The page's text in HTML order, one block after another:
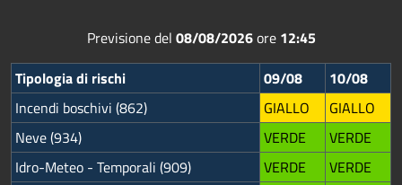
Previsione del 08/08/2026ore 12:45
Tipologia di rischi
09/08
10/08
Incendi boschivi (862)
GIALLO
GIALLO
Neve (934)
VERDE
VERDE
Idro-Meteo - Temporali (909)
VERDE
VERDE